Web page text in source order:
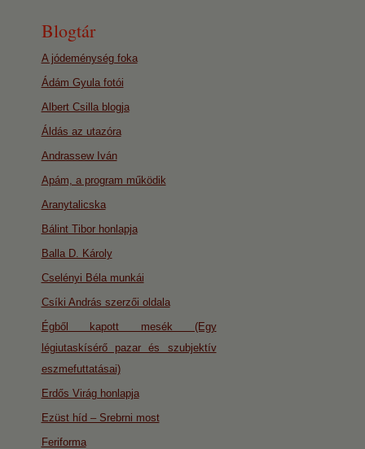
Blogtár
A jódeménység foka
Ádám Gyula fotói
Albert Csilla blogja
Áldás az utazóra
Andrassew Iván
Apám, a program működik
Aranytalicska
Bálint Tibor honlapja
Balla D. Károly
Cselényi Béla munkái
Csíki András szerzői oldala
Égből kapott mesék (Egy
légiutaskísérő pazar és szubjektív
eszmefuttatásai)
Erdős Virág honlapja
Ezüst híd – Srebrni most
Feriforma